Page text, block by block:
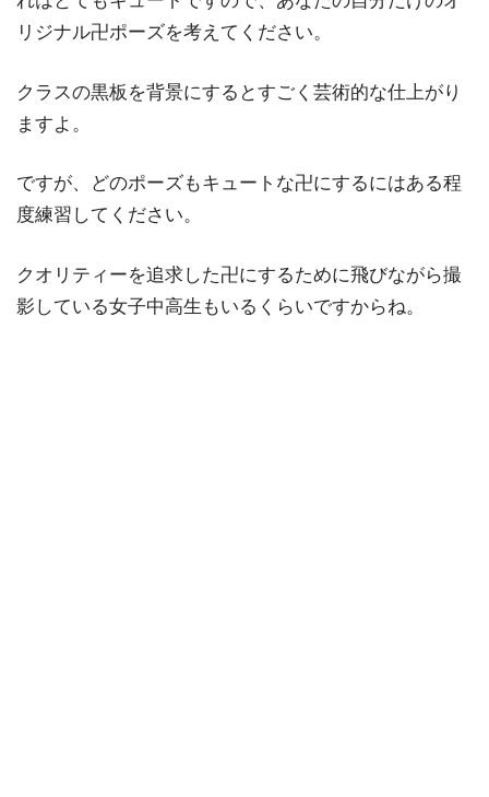
リジナル卍ポーズを考えてください。
クラスの黒板を背景にするとすごく芸術的な仕上がり
ますよ。
ですが、どのポーズもキュートな卍にするにはある程
度練習してください。
クオリティーを追求した卍にするために飛びながら撮
影している女子中高生もいるくらいですからね。